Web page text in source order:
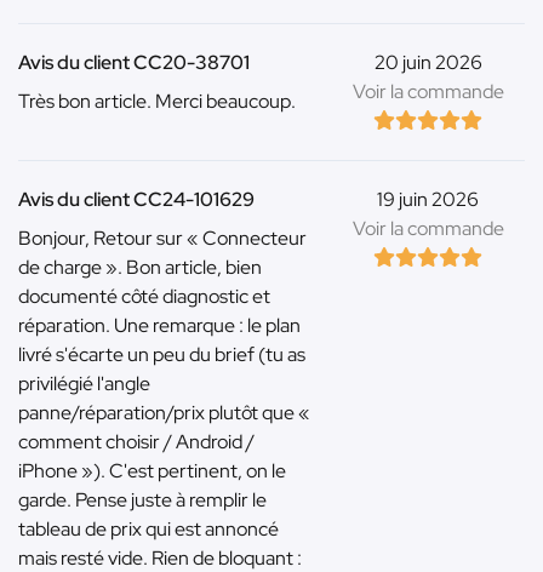
20 juin 2026
Voir la commande
Avis du client CC20-38701
Très bon article. Merci beaucoup.
19 juin 2026
Voir la commande
Avis du client CC24-101629
Bonjour, Retour sur « Connecteur
de charge ». Bon article, bien
documenté côté diagnostic et
réparation. Une remarque : le plan
livré s'écarte un peu du brief (tu as
privilégié l'angle
panne/réparation/prix plutôt que «
comment choisir / Android /
iPhone »). C'est pertinent, on le
garde. Pense juste à remplir le
tableau de prix qui est annoncé
mais resté vide. Rien de bloquant :